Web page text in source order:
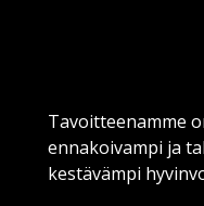
Tavoitteenamme
ennakoivampi ja
kestävämpi